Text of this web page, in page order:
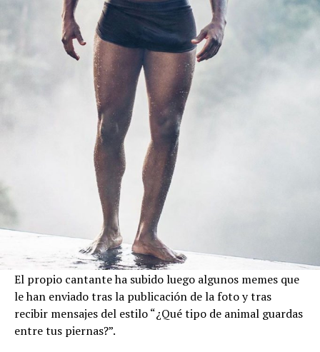
El propio cantante ha subido luego algunos memes que
le han enviado tras la publicación de la foto y tras
recibir mensajes del estilo “¿Qué tipo de animal guardas
entre tus piernas?”.